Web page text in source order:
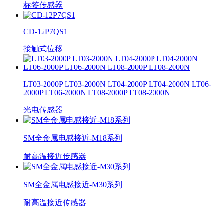
标签传感器
CD-12P7QS1
接触式位移
LT03-2000P LT03-2000N LT04-2000P LT04-2000N LT06-
2000P LT06-2000N LT08-2000P LT08-2000N
光电传感器
SM全金属电感接近-M18系列
耐高温接近传感器
SM全金属电感接近-M30系列
耐高温接近传感器